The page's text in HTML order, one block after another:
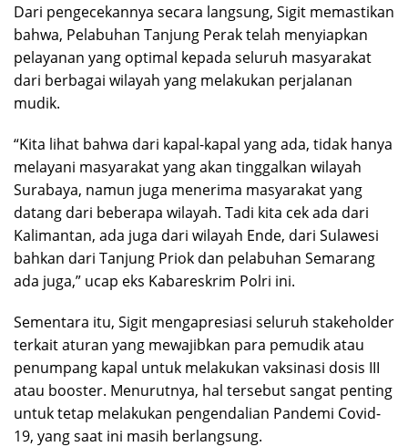
Dari pengecekannya secara langsung, Sigit memastikan
bahwa, Pelabuhan Tanjung Perak telah menyiapkan
pelayanan yang optimal kepada seluruh masyarakat
dari berbagai wilayah yang melakukan perjalanan
mudik.
“Kita lihat bahwa dari kapal-kapal yang ada, tidak hanya
melayani masyarakat yang akan tinggalkan wilayah
Surabaya, namun juga menerima masyarakat yang
datang dari beberapa wilayah. Tadi kita cek ada dari
Kalimantan, ada juga dari wilayah Ende, dari Sulawesi
bahkan dari Tanjung Priok dan pelabuhan Semarang
ada juga,” ucap eks Kabareskrim Polri ini.
Sementara itu, Sigit mengapresiasi seluruh stakeholder
terkait aturan yang mewajibkan para pemudik atau
penumpang kapal untuk melakukan vaksinasi dosis III
atau booster. Menurutnya, hal tersebut sangat penting
untuk tetap melakukan pengendalian Pandemi Covid-
19, yang saat ini masih berlangsung.